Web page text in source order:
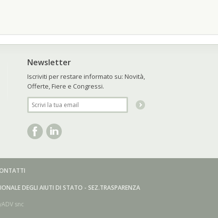
Newsletter
Iscriviti per restare informato su: Novità,
Offerte, Fiere e Congressi.
DEGLI AIUTI DI STATO - SEZ.TRASPARENZA
snc